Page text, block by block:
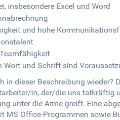
insbesondere Excel und Word
und hohe
Wort und Schrift sind
in dieser Beschreibung wieder?
in, der/die uns tatkräftig
unter die Arme greift. Eine
MS Office-Programmen sowie